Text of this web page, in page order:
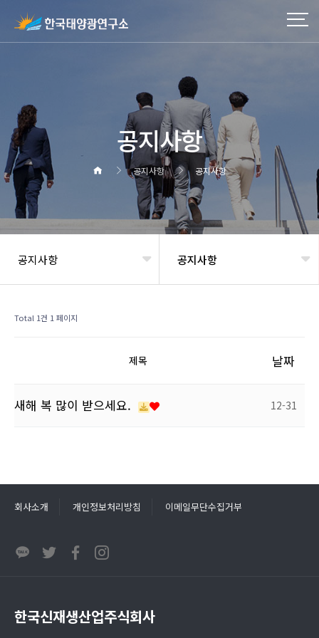
공지사항
공지사항 공지사항
공지사항 공지사항
Total 1건 1 페이지
제목 날짜
새해 복 많이 받으세요. 12-31
회사소개 개인정보처리방침 이메일무단수집거부
한국신재생산업주식회사